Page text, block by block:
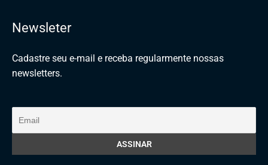
Newsleter
Cadastre seu e-mail e receba regularmente nossas
newsletters.